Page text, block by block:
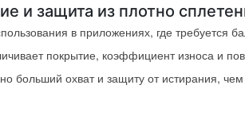
и защита из плотно
в приложениях, где
покрытие, коэффициент износа и
больший охват и защиту от истирания,